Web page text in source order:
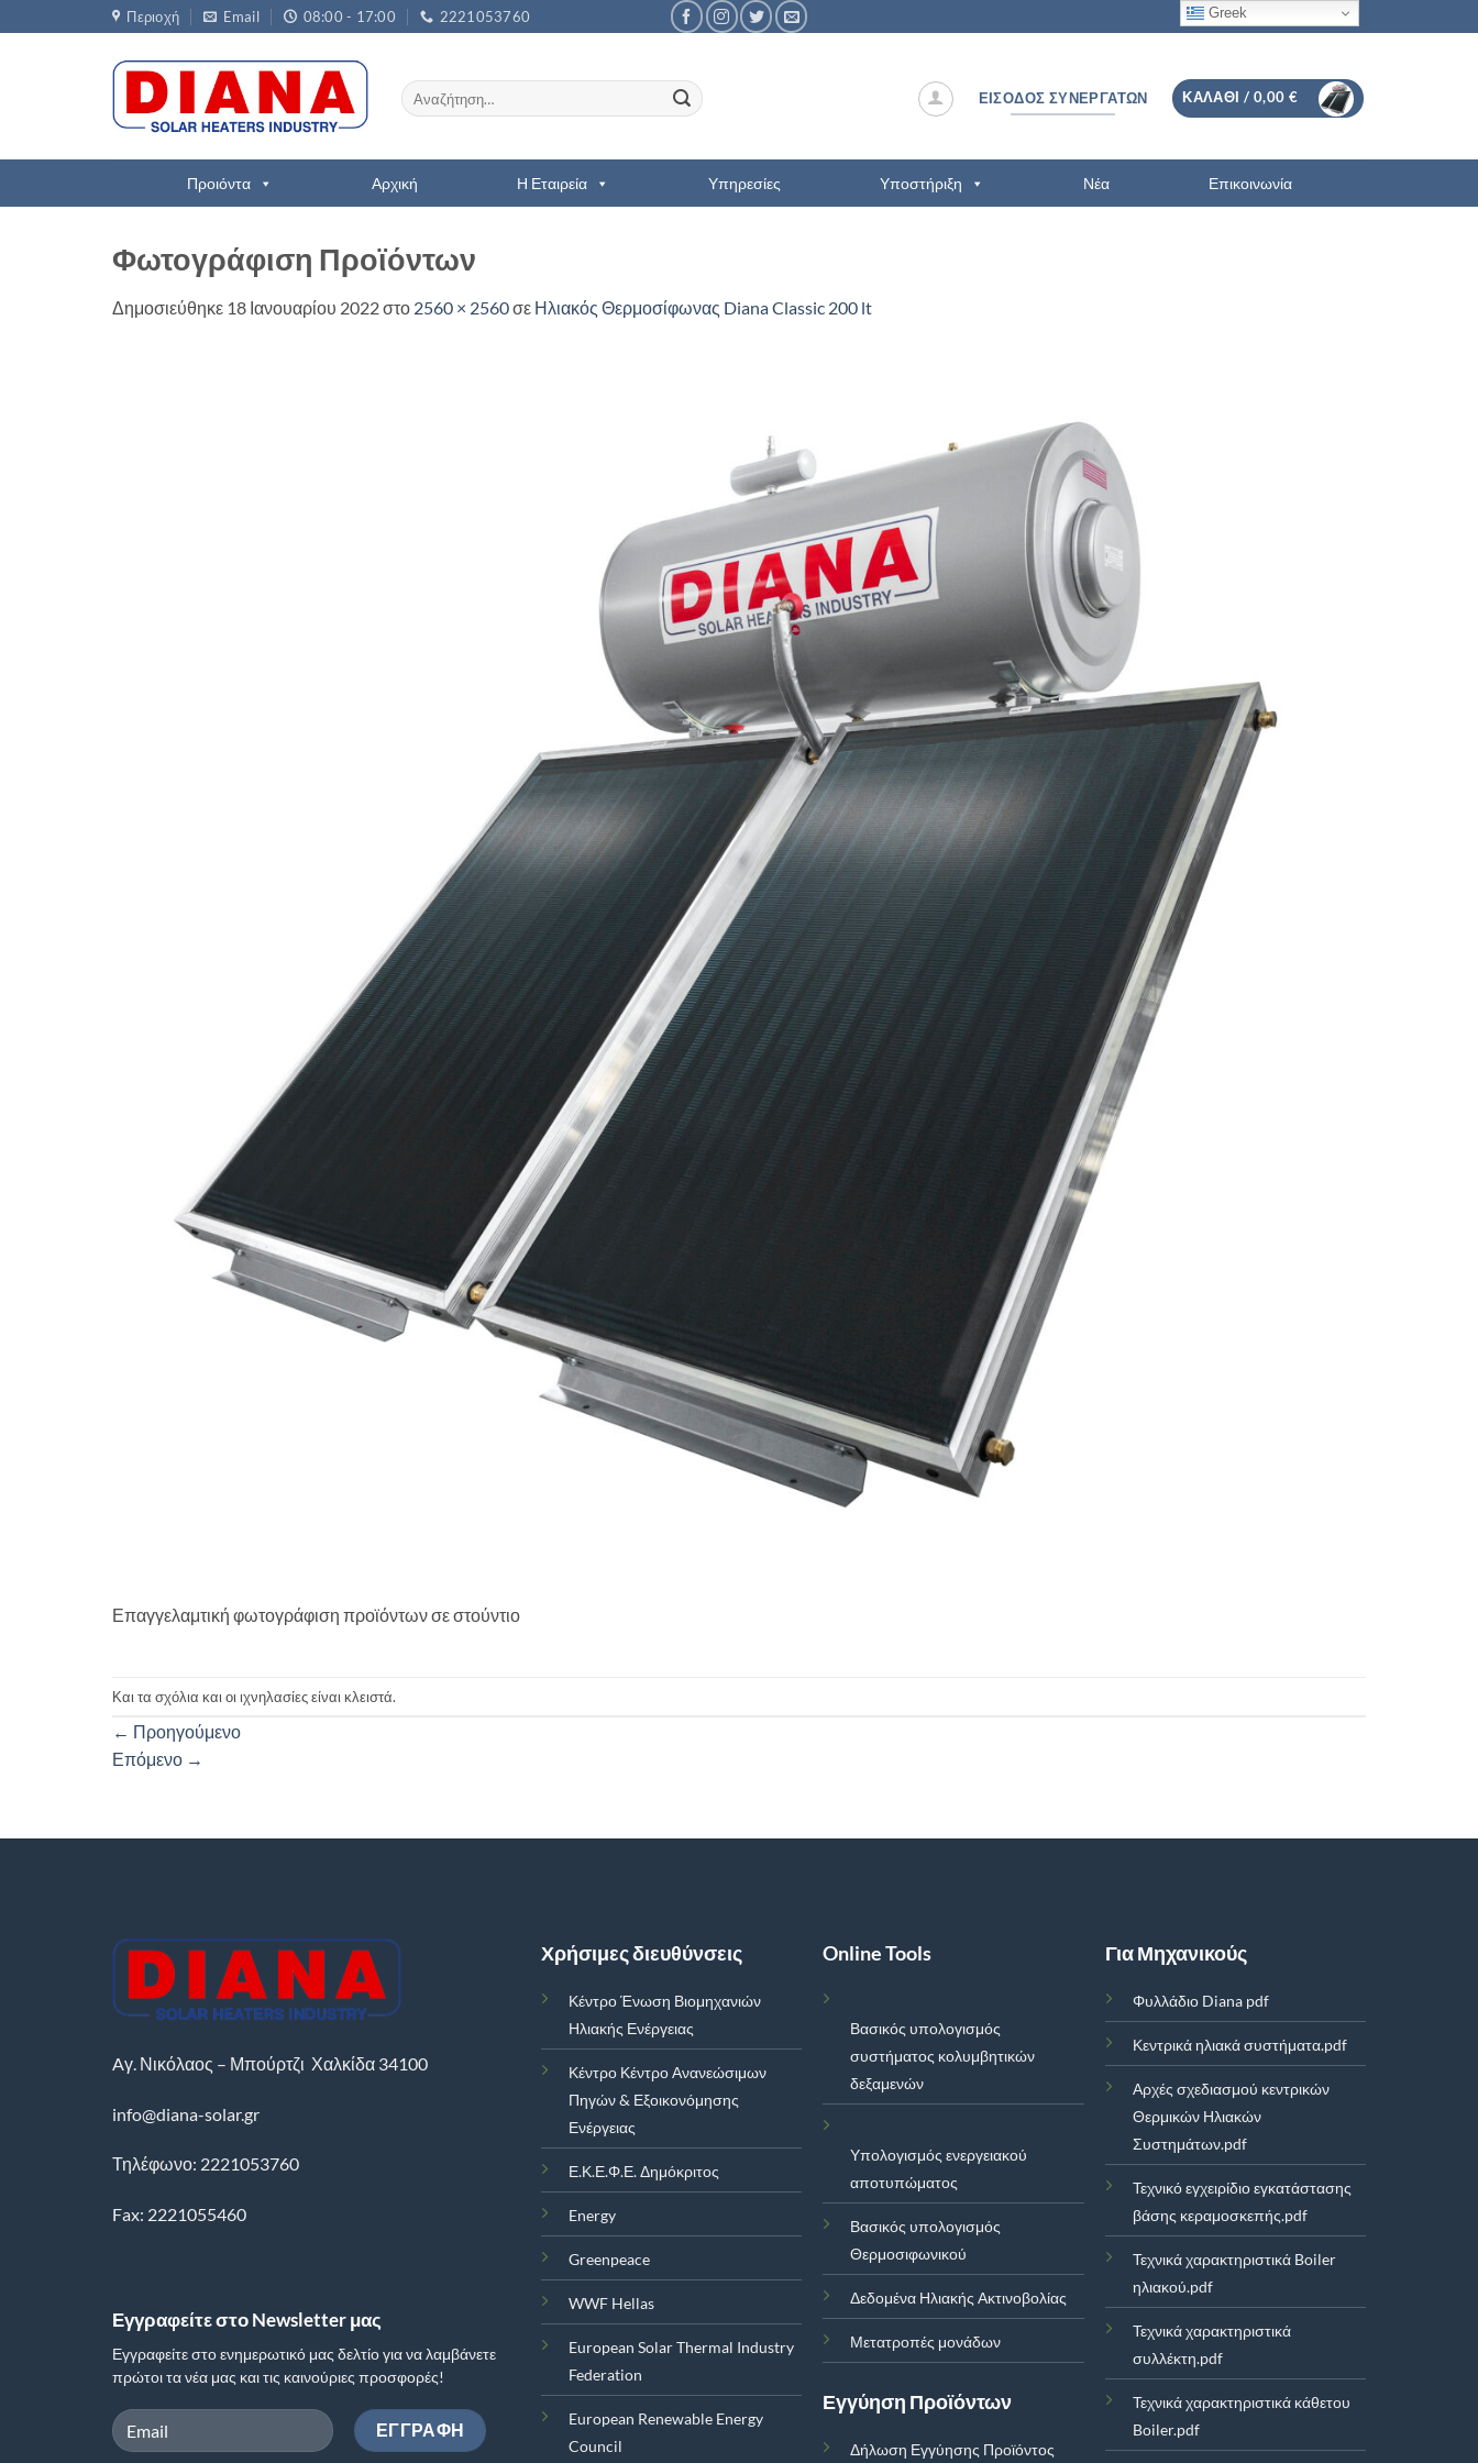
στο
Περιοχή Email 08:00 - 17:00 2221053760
Αναζήτηση
για:
ΕΊΣΟΔΟΣ ΣΥΝΕΡΓΑΤΏΝ ΚΑΛΆΘΙ / 0,00 €
Προιόντα Αρχική Η Εταιρεία Υπηρεσίες Υποστήριξη Νέα Επικοινωνία
Φωτογράφιση Προϊόντων
Δημοσιεύθηκε 18 Ιανουαρίου 2022στο 2560 × 2560σε Ηλιακός Θερμοσίφωνας Diana Classic 200 lt
Επαγγελαμτική φωτογράφιση προϊόντων σε στούντιο
Και τα σχόλια και οι ιχνηλασίες είναι κλειστά.
← Προηγούμενο
Επόμενο →
Aγ. Νικόλαος – Μπούρτζι Χαλκίδα 34100
info@diana-solar.gr
Τηλέφωνο: 2221053760
Fax: 2221055460
Εγγραφείτε στο Newsletter μας
Εγγραφείτε στο ενημερωτικό μας δελτίο για να λαμβάνετε
πρώτοι τα νέα μας και τις καινούριες προσφορές!
Χρήσιμες διευθύνσεις
Κέντρο Ένωση Βιομηχανιών
Ηλιακής Ενέργειας
Κέντρο Κέντρο Ανανεώσιμων
Πηγών & Εξοικονόμησης
Ενέργειας
Ε.Κ.Ε.Φ.Ε. Δημόκριτος
Energy
Greenpeace
WWF Hellas
European Solar Thermal Industry
Federation
European Renewable Energy
Council
Online Tools
Βασικός υπολογισμός
συστήματος κολυμβητικών
δεξαμενών
Υπολογισμός ενεργειακού
αποτυπώματος
Βασικός υπολογισμός
Θερμοσιφωνικού
Δεδομένα Ηλιακής Ακτινοβολίας
Μετατροπές μονάδων
Εγγύηση Προϊόντων
Δήλωση Εγγύησης Προϊόντος
Για Μηχανικούς
Φυλλάδιο Diana pdf
Κεντρικά ηλιακά συστήματα.pdf
Αρχές σχεδιασμού κεντρικών
Θερμικών Ηλιακών
Συστημάτων.pdf
Τεχνικό εγχειρίδιο εγκατάστασης
βάσης κεραμοσκεπής.pdf
Τεχνικά χαρακτηριστικά Boiler
ηλιακού.pdf
Τεχνικά χαρακτηριστικά
συλλέκτη.pdf
Τεχνικά χαρακτηριστικά κάθετου
Boiler.pdf
Greek